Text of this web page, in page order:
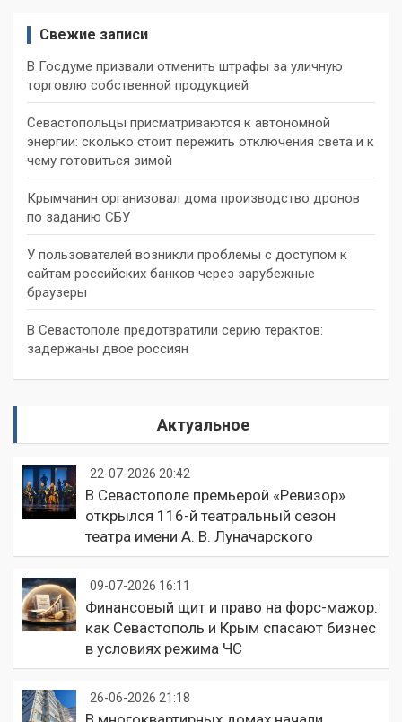
Свежие записи
В Госдуме призвали отменить штрафы за уличную
торговлю собственной продукцией
Севастопольцы присматриваются к автономной
энергии: сколько стоит пережить отключения света и к
чему готовиться зимой
Крымчанин организовал дома производство дронов
по заданию СБУ
У пользователей возникли проблемы с доступом к
сайтам российских банков через зарубежные
браузеры
В Севастополе предотвратили серию терактов:
задержаны двое россиян
Актуальное
22-07-2026 20:42
В Севастополе премьерой «Ревизор»
открылся 116-й театральный сезон
театра имени А. В. Луначарского
09-07-2026 16:11
Финансовый щит и право на форс-мажор:
как Севастополь и Крым спасают бизнес
в условиях режима ЧС
26-06-2026 21:18